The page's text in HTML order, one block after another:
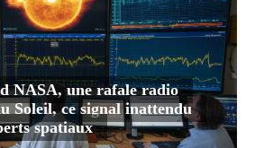
NASA, une rafale radio
Soleil, ce signal inattendu
spatiaux